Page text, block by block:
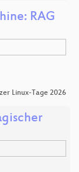
RAG
Linux-Tage 2026